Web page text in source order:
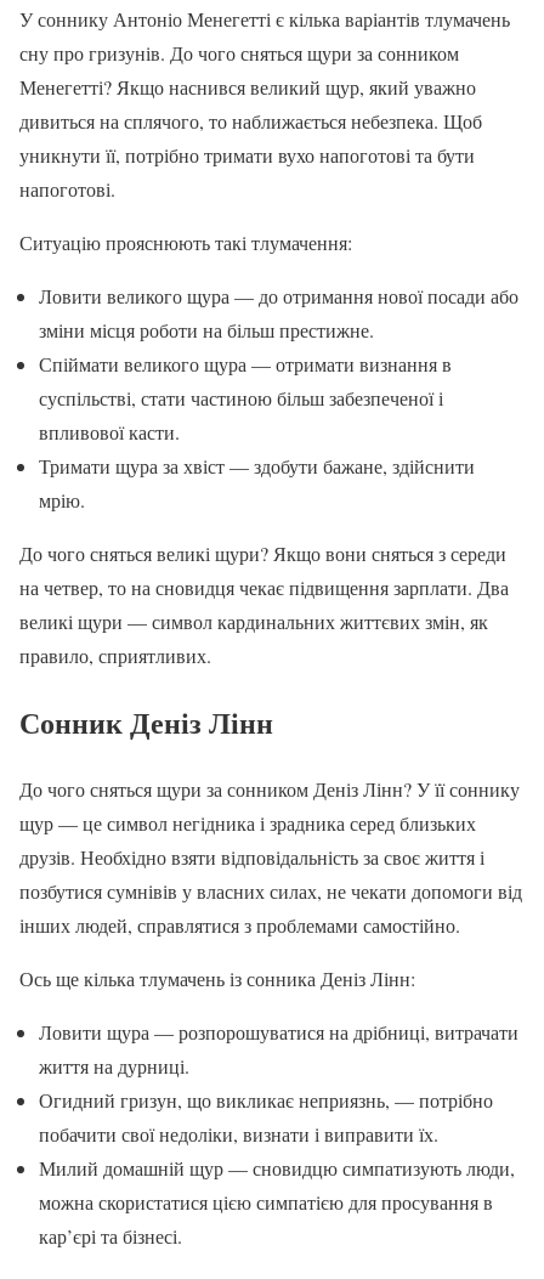
У соннику Антоніо Менегетті є кілька варіантів тлумачень
сну про гризунів. До чого сняться щури за сонником
Менегетті? Якщо наснився великий щур, який уважно
дивиться на сплячого, то наближається небезпека. Щоб
уникнути її, потрібно тримати вухо напоготові та бути
напоготові.
Ситуацію прояснюють такі тлумачення:
Ловити великого щура — до отримання нової посади або
зміни місця роботи на більш престижне.
Спіймати великого щура — отримати визнання в
суспільстві, стати частиною більш забезпеченої і
впливової касти.
Тримати щура за хвіст — здобути бажане, здійснити
мрію.
До чого сняться великі щури? Якщо вони сняться з середи
на четвер, то на сновидця чекає підвищення зарплати. Два
великі щури — символ кардинальних життєвих змін, як
правило, сприятливих.
Сонник Деніз Лінн
До чого сняться щури за сонником Деніз Лінн? У її соннику
щур — це символ негідника і зрадника серед близьких
друзів. Необхідно взяти відповідальність за своє життя і
позбутися сумнівів у власних силах, не чекати допомоги від
інших людей, справлятися з проблемами самостійно.
Ось ще кілька тлумачень із сонника Деніз Лінн:
Ловити щура — розпорошуватися на дрібниці, витрачати
життя на дурниці.
Огидний гризун, що викликає неприязнь, — потрібно
побачити свої недоліки, визнати і виправити їх.
Милий домашній щур — сновидцю симпатизують люди,
можна скористатися цією симпатією для просування в
кар’єрі та бізнесі.